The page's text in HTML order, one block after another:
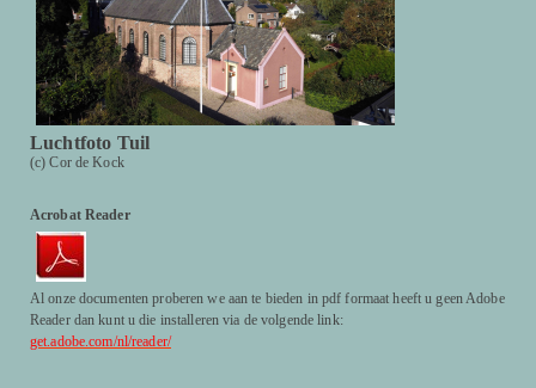
Luchtfoto Tuil
(c) Cor de Kock
Acrobat Reader
Al onze documenten proberen we aan te bieden in pdf formaat heeft u geen Adobe
Reader dan kunt u die installeren via de volgende link:
get.adobe.com/nl/reader/